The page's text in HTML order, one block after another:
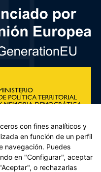
con fines analíticos y
en función de un perfil
navegación. Puedes
en "Configurar", aceptar
o rechazarlas